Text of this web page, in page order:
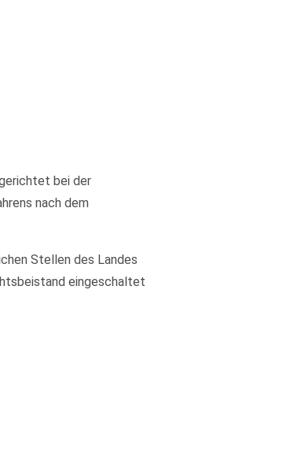
bei der
nach dem
Stellen des Landes
eingeschaltet